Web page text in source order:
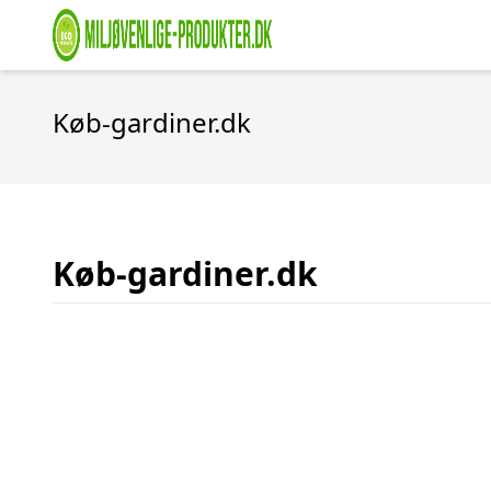
Køb-gardiner.dk
Køb-gardiner.dk